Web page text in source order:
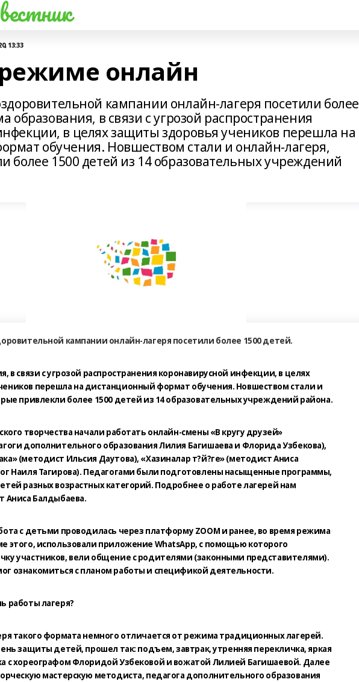
13:33
онлайн
кампании онлайн-лагеря посетили более
образования, в связи с угрозой распространения
в целях защиты здоровья учеников перешла на
обучения. Новшеством стали и онлайн-лагеря,
более 1500 детей из 14 образовательных учреждений
кампании онлайн-лагеря посетили более 1500 детей.
в связи с угрозой распространения коронавирусной инфекции, в целях
перешла на дистанционный формат обучения. Новшеством стали и
привлекли более 1500 детей из 14 образовательных учреждений района.
творчества начали работать онлайн-смены «В кругу друзей»
дополнительного образования Лилия Багишаева и Флорида Узбекова),
(методист Ильсия Даутова), «Хазиналар т?й?ге» (методист Аниса
Наиля Тагирова). Педагогами были подготовлены насыщенные программы,
разных возрастных категорий. Подробнее о работе лагерей нам
Аниса Балдыбаева.
с детьми проводилась через платформу ZOOM и ранее, во время режима
этого, использовали приложение WhatsАpр, с помощью которого
участников, вели общение с родителями (законными представителями).
ознакомиться с планом работы и спецификой деятельности.
работы лагеря?
такого формата немного отличается от режима традиционных лагерей.
защиты детей, прошел так: подъем, завтрак, утренняя перекличка, яркая
с хореографом Флоридой Узбековой и вожатой Лилией Багишаевой. Далее
мастерскую методиста, педагога дополнительного образования